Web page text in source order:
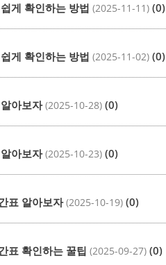
게 확인하는 방법 (2025-11-11) (0)
게 확인하는 방법 (2025-11-02) (0)
아보자 (2025-10-28) (0)
아보자 (2025-10-23) (0)
표 알아보자 (2025-10-19) (0)
표 확인하는 꿀팁 (2025-09-27) (0)